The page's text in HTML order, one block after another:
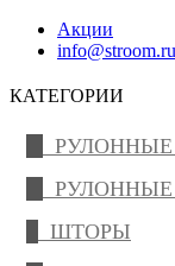
Акции
info@stroom.ru
КАТЕГОРИИ
ШТОРЫ